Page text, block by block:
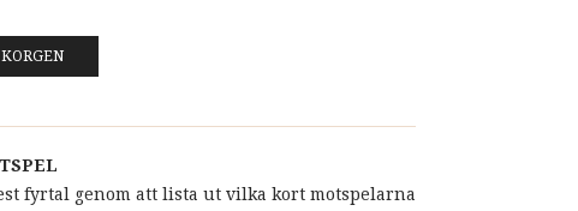
fyrtal genom att lista ut vilka kort motspelarna